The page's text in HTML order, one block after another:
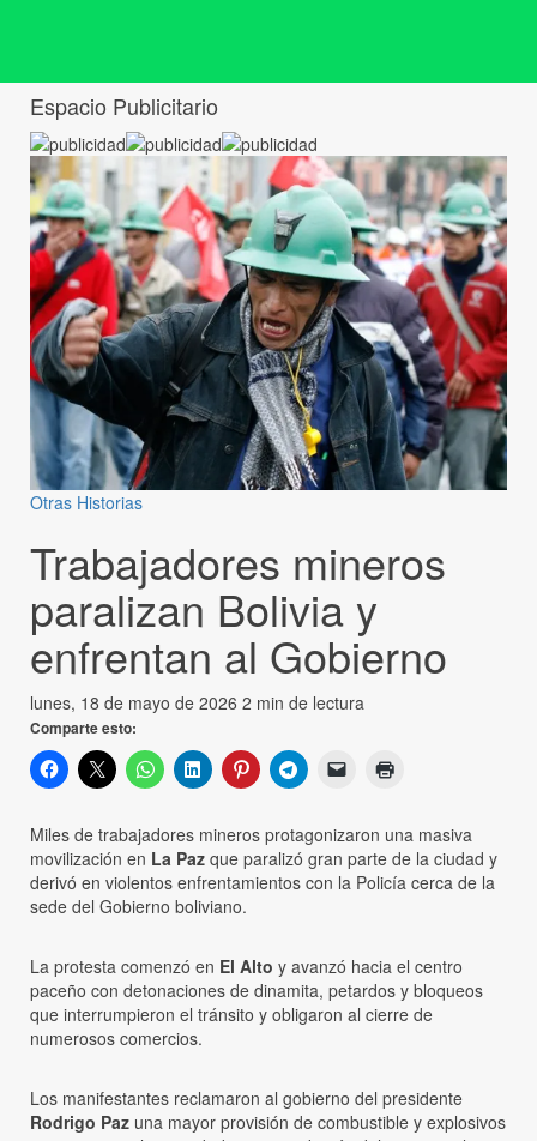
Espacio Publicitario
Otras Historias
Trabajadores mineros
paralizan Bolivia y
enfrentan al Gobierno
lunes, 18 de mayo de 2026 2 min de lectura
Comparte esto:
Miles de trabajadores mineros protagonizaron una masiva
movilización en La Paz que paralizó gran parte de la ciudad y
derivó en violentos enfrentamientos con la Policía cerca de la
sede del Gobierno boliviano.
La protesta comenzó en El Alto y avanzó hacia el centro
paceño con detonaciones de dinamita, petardos y bloqueos
que interrumpieron el tránsito y obligaron al cierre de
numerosos comercios.
Los manifestantes reclamaron al gobierno del presidente
Rodrigo Paz una mayor provisión de combustible y explosivos